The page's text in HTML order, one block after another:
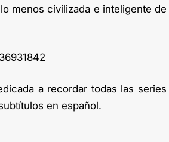
menos civilizada e inteligente de
a recordar todas las series
en español.